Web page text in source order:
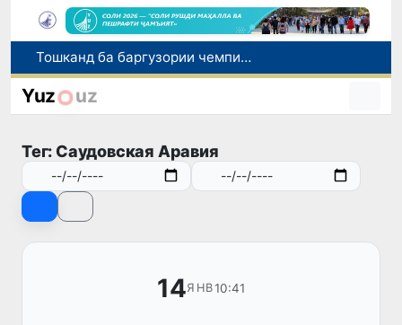
Тошканд ба баргузории чемпионати Осиё оид ба вазнабардорӣ омодагӣ мебинад
Шаҳрвандони Ӯзбекистон метавонанд дар доираи барномаи H-2A ба корҳои мавсимии кишоварзӣ дар ИМА сафарбар шаванд
Намояндагии Агентии муҳоҷират дар Москва моҳи июл ба зиёда аз 1,8 ҳазор шаҳрванди Ӯзбекистон кумак расонд
Yuz uz
Тег: Саудовская Аравия
14ЯНВ10:41